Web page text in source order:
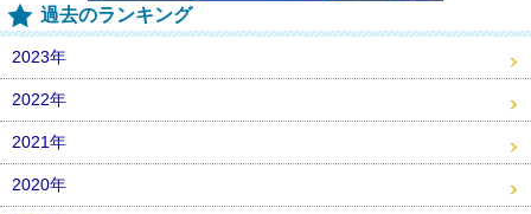
過去のランキング
2023年
2022年
2021年
2020年